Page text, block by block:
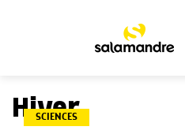
Hiver
SCIENCES